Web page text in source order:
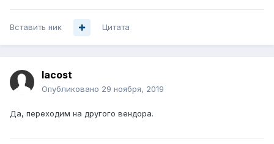
Вставить ник Цитата
lacost
Опубликовано 29 ноября, 2019
Да, переходим на другого вендора.